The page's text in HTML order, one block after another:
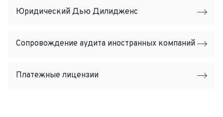
Юридический Дью Дилидженс
Сопровождение аудита иностранных компаний
Платежные лицензии